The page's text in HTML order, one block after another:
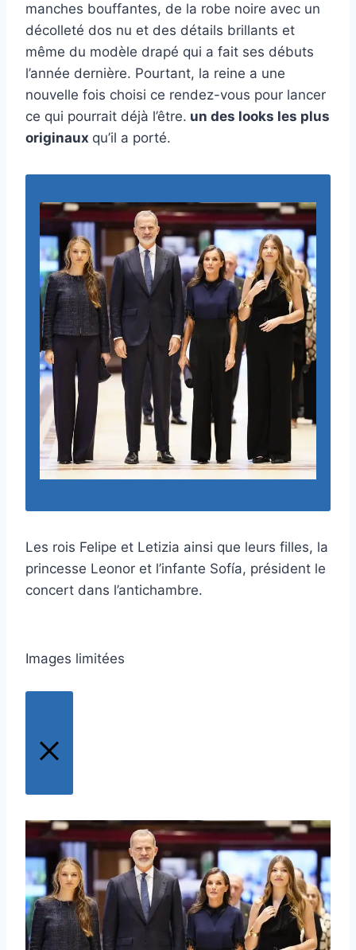
manches bouffantes, de la robe noire avec un
décolleté dos nu et des détails brillants et
même du modèle drapé qui a fait ses débuts
l’année dernière. Pourtant, la reine a une
nouvelle fois choisi ce rendez-vous pour lancer
ce qui pourrait déjà l’être. un des looks les plus
originaux qu’il a porté.
Les rois Felipe et Letizia ainsi que leurs filles, la
princesse Leonor et l’infante Sofía, président le
concert dans l’antichambre.
Images limitées